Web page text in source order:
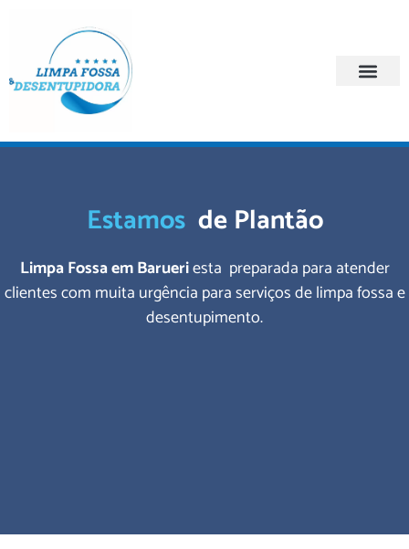
Estamos de Plantão
Limpa Fossa em Barueriesta preparada para atender
clientes com muita urgência para serviços de limpa fossa e
desentupimento.